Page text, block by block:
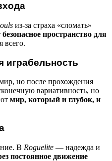
из-за страха «сломать»
безопасное пространство для
всего.
играбельность
но после прохождения
вариативность, но
мир, который и глубок, и
В Roguelite — надежда и
постоянное движение